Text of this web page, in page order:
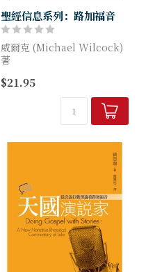
聖經信息系列：路加福音
威爾克 (Michael Wilcock)
著
考察，且定意要按著次序將它
寫下來，證實這些所傳之道都
是確實的。本書作者威爾克牧
師在釋經特別此點，之後，當
$21.95